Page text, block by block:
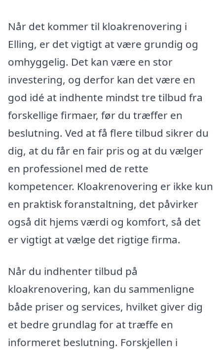
Når det kommer til kloakrenovering i
Elling, er det vigtigt at være grundig og
omhyggelig. Det kan være en stor
investering, og derfor kan det være en
god idé at indhente mindst tre tilbud fra
forskellige firmaer, før du træffer en
beslutning. Ved at få flere tilbud sikrer du
dig, at du får en fair pris og at du vælger
en professionel med de rette
kompetencer. Kloakrenovering er ikke kun
en praktisk foranstaltning, det påvirker
også dit hjems værdi og komfort, så det
er vigtigt at vælge det rigtige firma.
Når du indhenter tilbud på
kloakrenovering, kan du sammenligne
både priser og services, hvilket giver dig
et bedre grundlag for at træffe en
informeret beslutning. Forskjellen i